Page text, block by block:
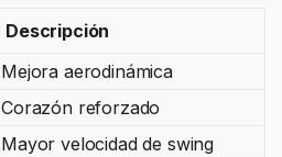
Descripción
Mejora aerodinámica
Corazón reforzado
Mayor velocidad de swing